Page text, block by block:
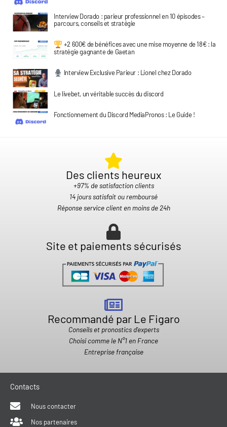
Interview Dorado : parieur professionnel en 10 épisodes –
parcours, conseils et stratégie
+2 600€ de bénéfices avec une mise moyenne de 18€ : la
stratégie gagnante de Gaetan
Interview Exclusive Parieur : Lionel chez Dorado
Le livebet, un véritable succès du discord
Fonctionnement du Discord MediaPronos : Le Guide !
Des clients heureux​
+97% de satisfaction clients
14 jours satisfait ou remboursé
Réponse service client en moins de 24h
Site et paiements sécurisés
Recommandé par Le Figaro
Conseils et pronostics d'experts
Choisi comme le N°1 en France
Entreprise française
Contacts
Nous contacter
Nos partenaires